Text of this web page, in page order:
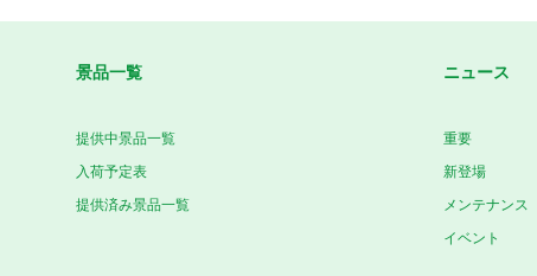
景品一覧
提供中景品一覧
入荷予定表
提供済み景品一覧
ニュース
重要
新登場
メンテナンス
イベント